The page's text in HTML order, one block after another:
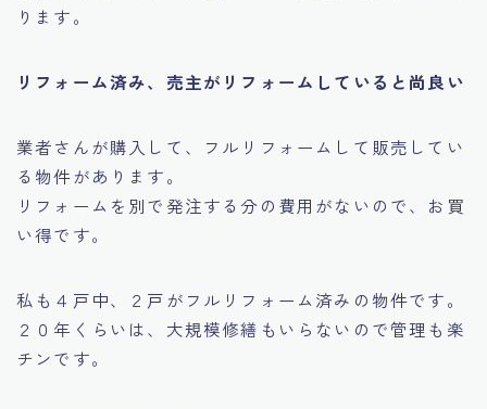
ります。
リフォーム済み、売主がリフォームしていると尚良い
業者さんが購入して、フルリフォームして販売してい
る物件があります。
リフォームを別で発注する分の費用がないので、お買
い得です。
私も４戸中、２戸がフルリフォーム済みの物件です。
２０年くらいは、大規模修繕もいらないので管理も楽
チンです。